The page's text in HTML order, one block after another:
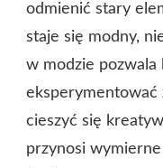
odmienić stary
staje się modny,
w modzie pozwala
eksperymentować
cieszyć się
przynosi